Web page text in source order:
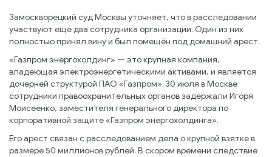
Замоскворецкий суд Москвы уточняет, что в расследовании
участвуют ещё два сотрудника организации. Один из них
полностью принял вину и был помещён под домашний арест.
«Газпром энергохолдинг» — это крупная компания,
владеющая электроэнергетическими активами, и является
дочерней структурой ПАО «Газпром». 30 июля в Москве
сотрудники правоохранительных органов задержали Игоря
Моисеенко, заместителя генерального директора по
корпоративной защите «Газпром энергохолдинга».
Его арест связан с расследованием дела о крупной взятке в
размере 50 миллионов рублей. В скором времени следствие